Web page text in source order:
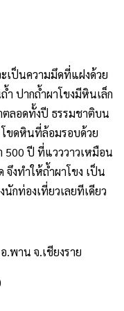
เป็นความมึดที่แฝงด้วย
ำ ปากถ้ำผาโขงมีหินเล็ก
ลอดทั้งปี ธรรมชาติบน
ขดหินที่ล้อมรอบด้วย
500 ปี ที่แวววาวเหมือน
งทำให้ถ้ำผาโขง เป็น
กท่องเที่ยวเลยทีเดียว
.พาน จ.เชียงราย